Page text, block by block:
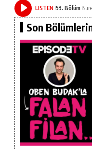
LISTEN 53. Bölüm
Son